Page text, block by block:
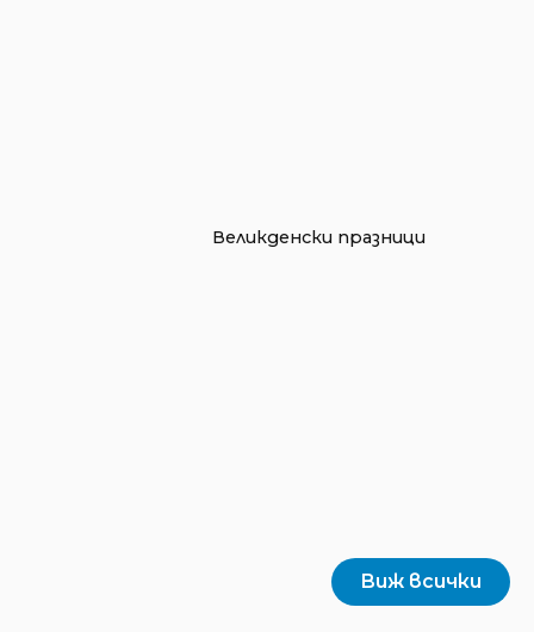
Великденски празници
Виж всички